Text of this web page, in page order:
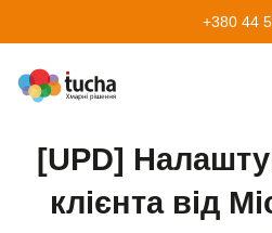
+380 44
[UPD]
клієнта від